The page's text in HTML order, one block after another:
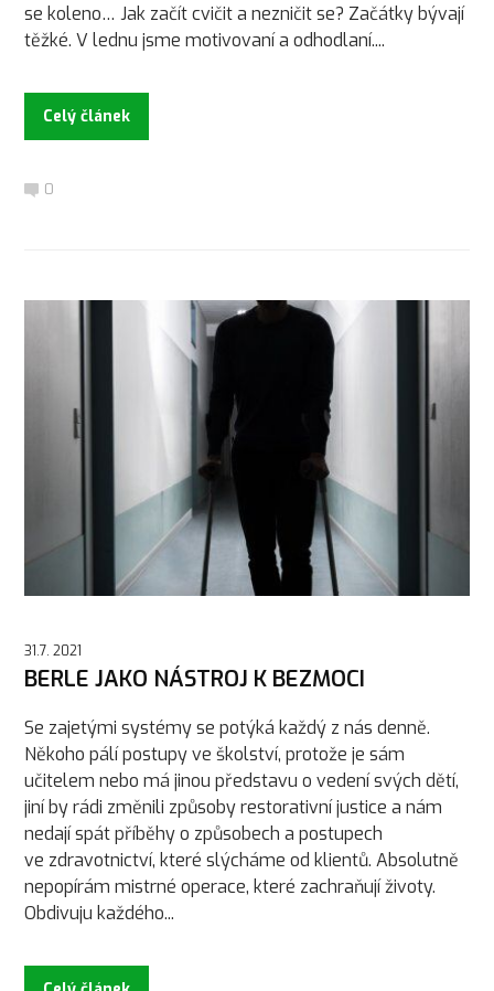
se koleno… Jak začít cvičit a nezničit se? Začátky bývají
těžké. V lednu jsme motivovaní a odhodlaní....
Celý článek
0
31.7. 2021
BERLE JAKO NÁSTROJ K BEZMOCI
Se zajetými systémy se potýká každý z nás denně.
Někoho pálí postupy ve školství, protože je sám
učitelem nebo má jinou představu o vedení svých dětí,
jiní by rádi změnili způsoby restorativní justice a nám
nedají spát příběhy o způsobech a postupech
ve zdravotnictví, které slýcháme od klientů. Absolutně
nepopírám mistrné operace, které zachraňují životy.
Obdivuju každého...